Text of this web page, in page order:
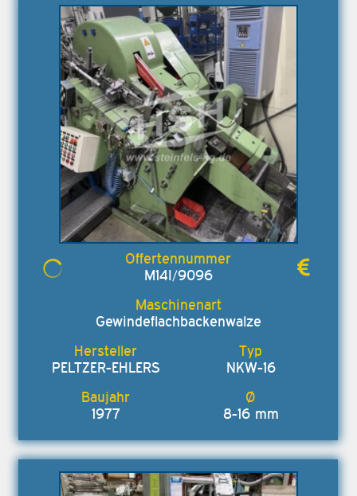
M14I/9096
Gewindeflachbackenwalze
PELTZER-EHLERS NKW-16
1977 8-16 mm